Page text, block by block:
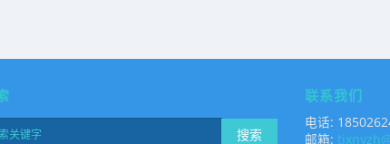
搜索
联系我们
电话:
邮箱: